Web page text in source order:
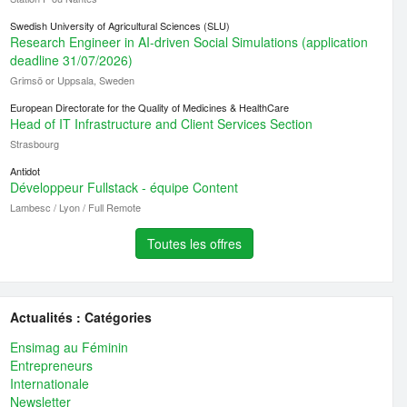
Swedish University of Agricultural Sciences (SLU)
Research Engineer in AI-driven Social Simulations (application
deadline 31/07/2026)
Grimsö or Uppsala, Sweden
European Directorate for the Quality of Medicines & HealthCare
Head of IT Infrastructure and Client Services Section
Strasbourg
Antidot
Développeur Fullstack - équipe Content
Lambesc / Lyon / Full Remote
Toutes les offres
Actualités : Catégories
Ensimag au Féminin
Entrepreneurs
Internationale
Newsletter